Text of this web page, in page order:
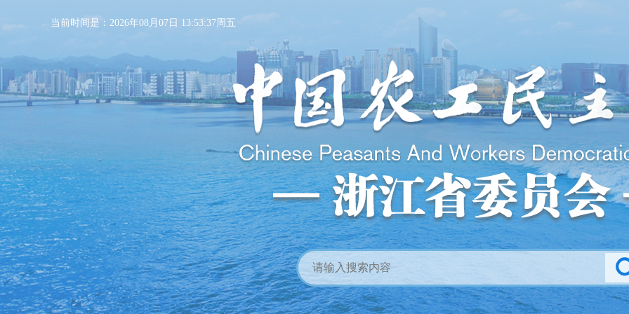
当前时间是：2026年08月07日 13:53:38周五